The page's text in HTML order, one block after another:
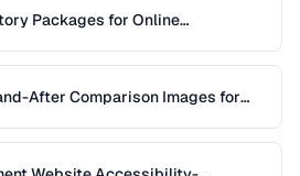
Packages for Online
After Comparison Images for